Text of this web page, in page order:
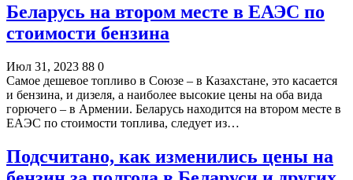
Беларусь на втором месте в ЕАЭС по
стоимости бензина
Июл 31, 2023 88 0
Самое дешевое топливо в Союзе – в Казахстане, это касается
и бензина, и дизеля, а наиболее высокие цены на оба вида
горючего – в Армении. Беларусь находится на втором месте в
ЕАЭС по стоимости топлива, следует из…
Подсчитано, как изменились цены на